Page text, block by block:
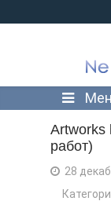
Artworks
работ)
28